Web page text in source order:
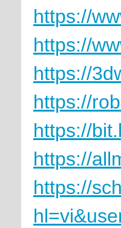
https://
https://
https://
https://
https://
https://
https://